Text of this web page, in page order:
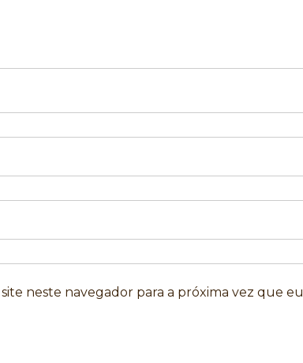
neste navegador para a próxima vez que eu